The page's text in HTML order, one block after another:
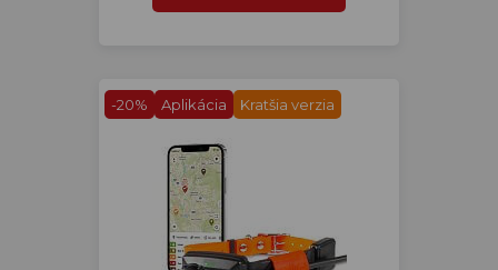
-20% Aplikácia Kratšia verzia